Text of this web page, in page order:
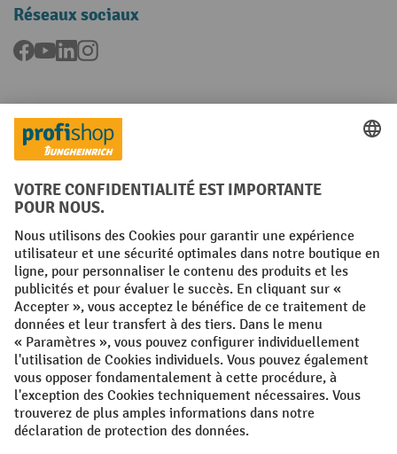
Réseaux sociaux
Facebook
YouTubeLinkedInInstagram
Langues
FR NL
Conditions générales Mentions légales
Protection des Données Politique de cookies
All prices excl. VAT plusshipping costsand possible delivery charges,
if not stated otherwise.
¹ La remise est valable jusqu'à épuisement des stocks. La remise ne
s'applique pas aux prix spéciaux. Il n'est pas possible de le combiner
avec d'autres réductions en pourcentage ou bons de réduction. | ² La
réduction sera accordée une seule fois lors de la première inscription
à la newsletter. Le code de réduction est valable pendant 10 jours et